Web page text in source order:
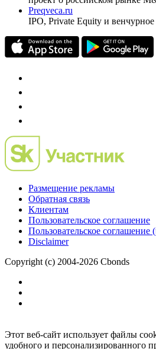
Preqveca.ru
IPO, Private Equity и
Размещение рекламы
Обратная связь
Клиентам
Пользовательское соглашение
Пользовательское соглашение
Disclaimer
Copyright (c) 2004-2026 Cbonds
Этот веб-сайт использует файлы
удобного и персонализированного